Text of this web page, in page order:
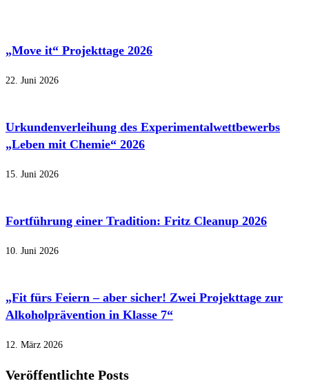
„Move it“ Projekttage 2026
22. Juni 2026
Urkundenverleihung des Experimentalwettbewerbs
„Leben mit Chemie“ 2026
15. Juni 2026
Fortführung einer Tradition: Fritz Cleanup 2026
10. Juni 2026
„Fit fürs Feiern – aber sicher! Zwei Projekttage zur
Alkoholprävention in Klasse 7“
12. März 2026
Veröffentlichte Posts